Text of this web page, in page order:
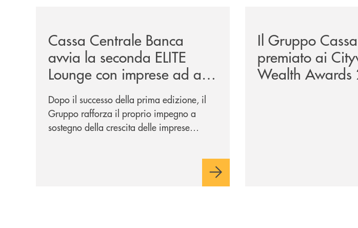
Cassa Centrale Banca
avvia la seconda ELITE
Lounge con imprese ad alto
potenziale
Dopo il successo della prima edizione, il
Gruppo rafforza il proprio impegno a
sostegno della crescita delle imprese
Il Gruppo
premiato ai
Wealth Awards